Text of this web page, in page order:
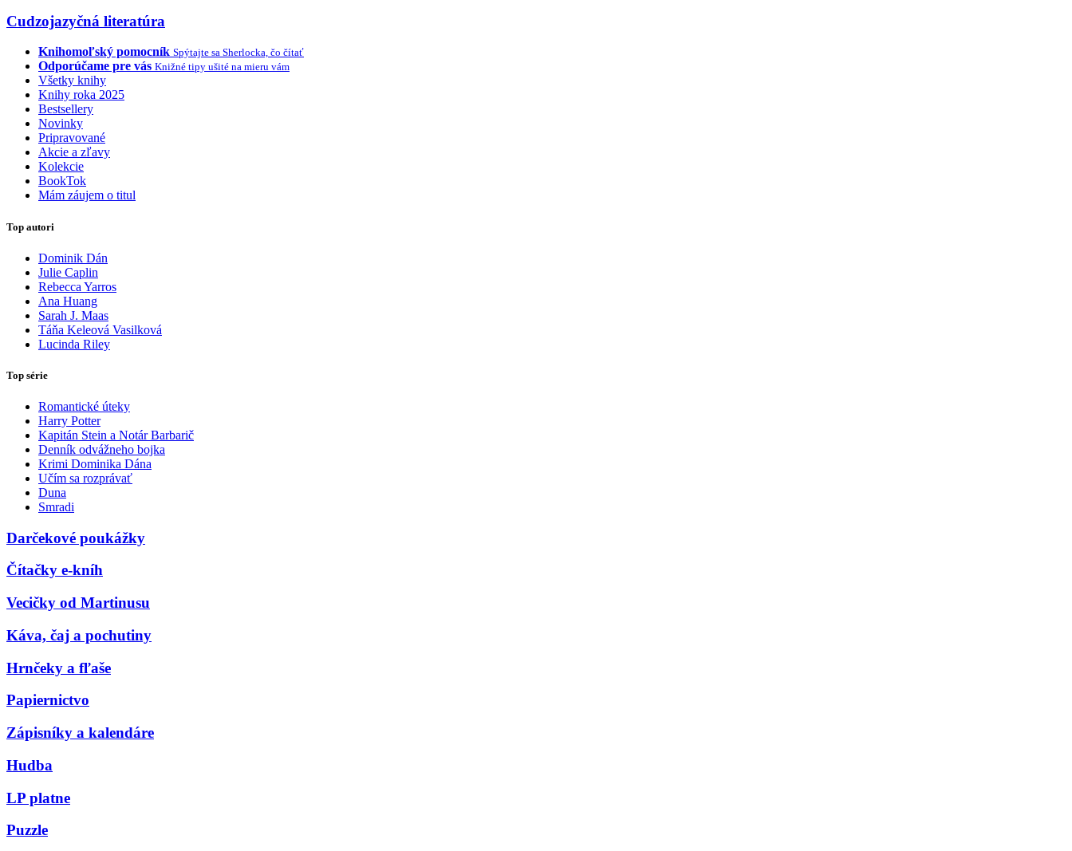
Cudzojazyčná literatúra
Knihomoľský pomocník Spýtajte sa Sherlocka, čo čítať
Odporúčame pre vás Knižné tipy ušité na mieru vám
Všetky knihy
Knihy roka 2025
Bestsellery
Novinky
Pripravované
Akcie a zľavy
Kolekcie
BookTok
Mám záujem o titul
Top autori
Dominik Dán
Julie Caplin
Rebecca Yarros
Ana Huang
Sarah J. Maas
Táňa Keleová Vasilková
Lucinda Riley
Top série
Romantické úteky
Harry Potter
Kapitán Stein a Notár Barbarič
Denník odvážneho bojka
Krimi Dominika Dána
Učím sa rozprávať
Duna
Smradi
Darčekové poukážky
Čítačky e-kníh
Vecičky od Martinusu
Káva, čaj a pochutiny
Hrnčeky a fľaše
Papiernictvo
Zápisníky a kalendáre
Hudba
LP platne
Puzzle